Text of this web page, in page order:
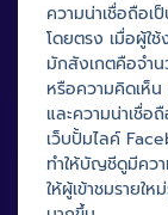
ความน่าเชื่อถือ
โดยตรง เมื่อผู้ใ
มักสังเกตคือจำ
หรือความคิดเห็น
และความน่าเชื่อ
เว็บปั้มไลค์
ทำให้บัญชีดูมีคว
ให้ผู้เข้าชมรายใ